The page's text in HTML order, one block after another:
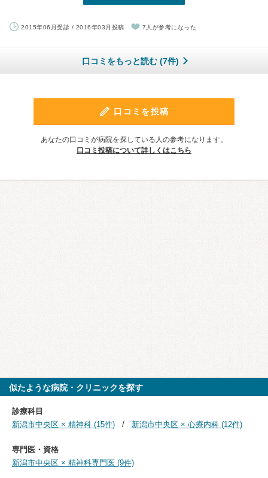
2015年06月受診 / 2016年03月投稿 7人が参考になった
口コミをもっと読む (7件)
口コミを投稿
あなたの口コミが病院を探している人の参考になります。
口コミ投稿について詳しくはこちら
似たような病院・クリニックを探す
診療科目
新潟市中央区 × 精神科 (15件)
新潟市中央区 × 心療内科 (12件)
専門医・資格
新潟市中央区 × 精神科専門医 (9件)